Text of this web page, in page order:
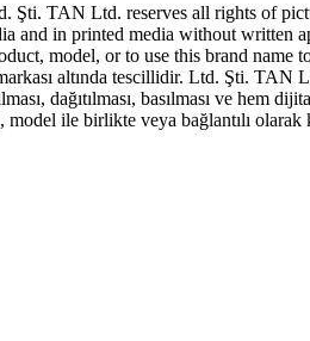
TAN Ltd. reserves all rights of
and in printed media without
model, or to use this brand name
altında tescillidir. Ltd. Şti. TAN
dağıtılması, basılması ve hem
ile birlikte veya bağlantılı olarak